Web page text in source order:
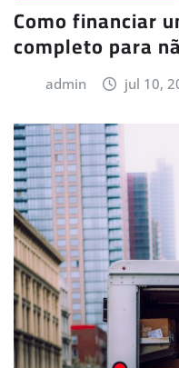
Como financiar
completo para
admin jul 10,